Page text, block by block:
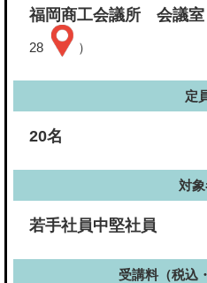
福岡商工会議所 会議室
28 ）
定
20名
対
若手社員中堅社員
受講料（税込